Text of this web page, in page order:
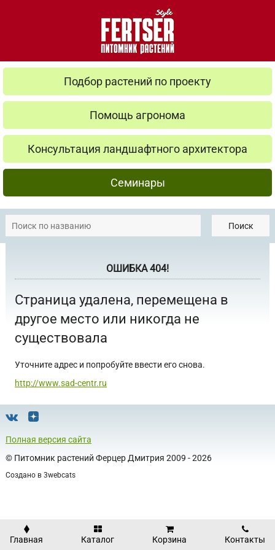
Подбор растений по проекту
Помощь агронома
Консультация ландшафтного архитектора
Семинары
Поиск
ОШИБКА 404!
Страница удалена, перемещена в
другое место или никогда не
существовала
Уточните адрес и попробуйте ввести его снова.
http://www.sad-centr.ru
Полная версия сайта
© Питомник растений Ферцер Дмитрия 2009 - 2026
Создано в 3webcats
Главная Каталог Корзина Контакты